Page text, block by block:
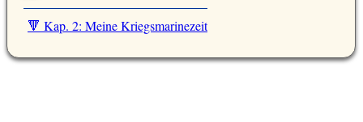
🔻 Kap. 2: Meine Kriegsmarinezeit